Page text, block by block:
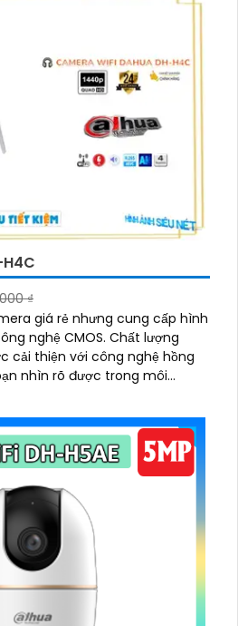
H4C
₫
giá rẻ nhưng cung cấp hình
CMOS. Chất lượng
cải thiện với công nghệ hồng
nhìn rõ được trong môi